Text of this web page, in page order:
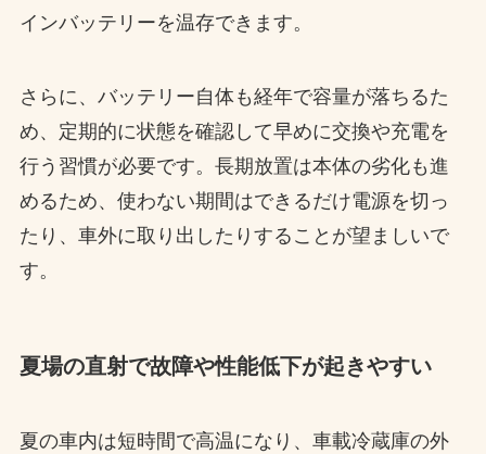
インバッテリーを温存できます。
さらに、バッテリー自体も経年で容量が落ちるた
め、定期的に状態を確認して早めに交換や充電を
行う習慣が必要です。長期放置は本体の劣化も進
めるため、使わない期間はできるだけ電源を切っ
たり、車外に取り出したりすることが望ましいで
す。
夏場の直射で故障や性能低下が起きやすい
夏の車内は短時間で高温になり、車載冷蔵庫の外